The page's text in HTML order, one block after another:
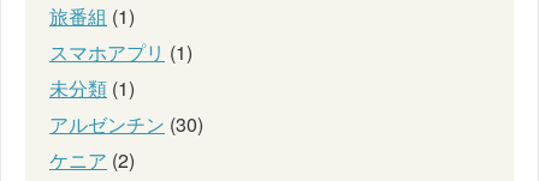
旅番組 (1)
スマホアプリ (1)
未分類 (1)
アルゼンチン (30)
ケニア (2)